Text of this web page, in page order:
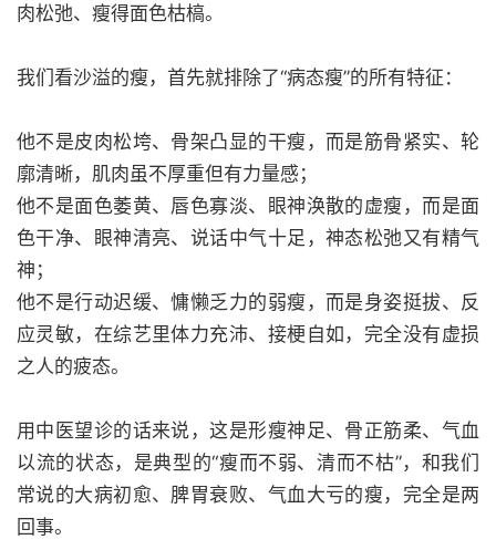
肉松弛、瘦得面色枯槁。
我们看沙溢的瘦，首先就排除了“病态瘦”的所有特征：
他不是皮肉松垮、骨架凸显的干瘦，而是筋骨紧实、轮
廓清晰，肌肉虽不厚重但有力量感；
他不是面色萎黄、唇色寡淡、眼神涣散的虚瘦，而是面
色干净、眼神清亮、说话中气十足，神态松弛又有精气
神；
他不是行动迟缓、慵懒乏力的弱瘦，而是身姿挺拔、反
应灵敏，在综艺里体力充沛、接梗自如，完全没有虚损
之人的疲态。
用中医望诊的话来说，这是形瘦神足、骨正筋柔、气血
以流的状态，是典型的“瘦而不弱、清而不枯”，和我们
常说的大病初愈、脾胃衰败、气血大亏的瘦，完全是两
回事。